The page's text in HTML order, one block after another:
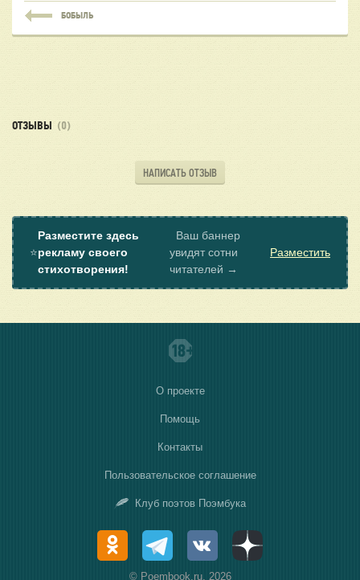
БОБЫЛЬ
ОТЗЫВЫ (0)
НАПИСАТЬ ОТЗЫВ
⭐
Разместите здесь
рекламу своего
стихотворения!
Ваш баннер
увидят сотни
читателей →
Разместить
О проекте
Помощь
Контакты
Пользовательское соглашение
Клуб поэтов Поэмбука
© Poembook.ru, 2026